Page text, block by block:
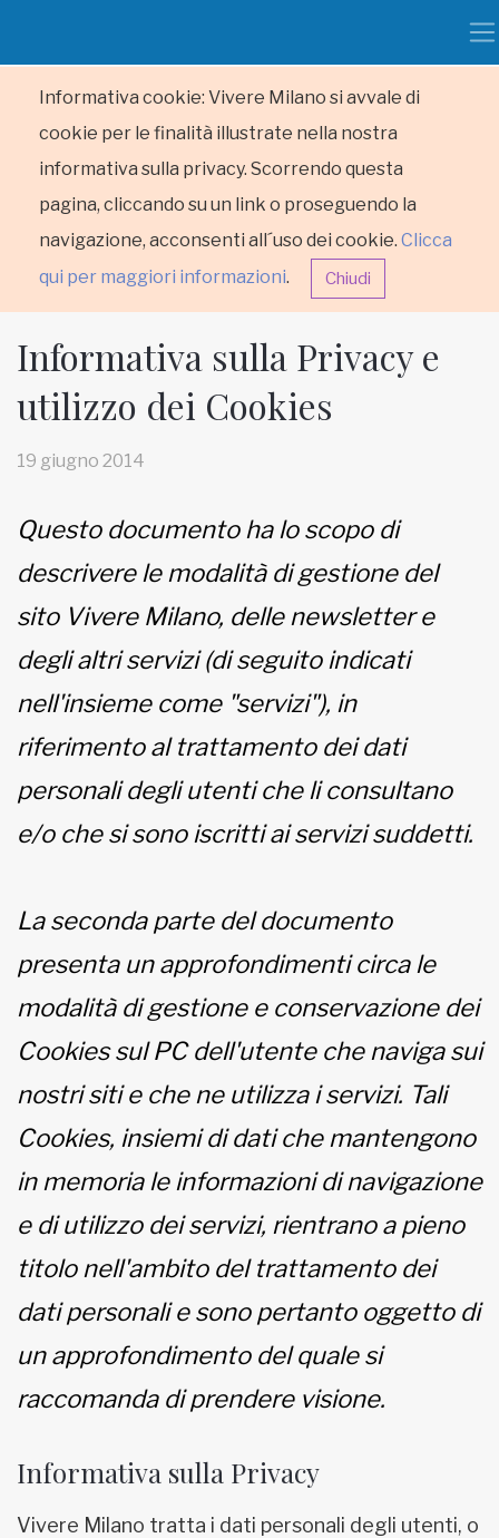
Informativa cookie: Vivere Milano si avvale di
cookie per le finalità illustrate nella nostra
informativa sulla privacy. Scorrendo questa
pagina, cliccando su un link o proseguendo la
navigazione, acconsenti all´uso dei cookie. Clicca
qui per maggiori informazioni. Chiudi
HOME
MUNICIPI
Inviateci le vostre segnalazioni
www.viveremilano.info
Bernardis
Imbonati, 89 20159 Milano (Italia)
Informativa sulla privacy
Informativa sulla Privacy e
utilizzo dei Cookies
19 giugno 2014
Questo documento ha lo scopo di
descrivere le modalità di gestione del
sito Vivere Milano, delle newsletter e
degli altri servizi (di seguito indicati
nell'insieme come "servizi"), in
riferimento al trattamento dei dati
personali degli utenti che li consultano
e/o che si sono iscritti ai servizi suddetti.
La seconda parte del documento
presenta un approfondimenti circa le
modalità di gestione e conservazione dei
Cookies sul PC dell'utente che naviga sui
nostri siti e che ne utilizza i servizi. Tali
Cookies, insiemi di dati che mantengono
in memoria le informazioni di navigazione
e di utilizzo dei servizi, rientrano a pieno
titolo nell'ambito del trattamento dei
dati personali e sono pertanto oggetto di
un approfondimento del quale si
raccomanda di prendere visione.
Informativa sulla Privacy
Vivere Milano tratta i dati personali degli utenti, o